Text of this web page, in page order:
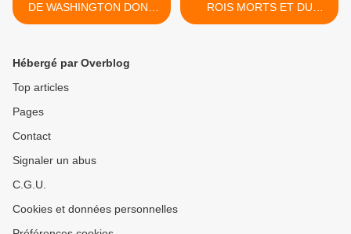
DE WASHINGTON DONT
LA MORALITE REMONTE
EN IRAN
ROIS MORTS ET DU
PEUPLE VIVANT (DANIEL
Hébergé par Overblog
Top articles
Pages
Contact
Signaler un abus
C.G.U.
Cookies et données personnelles